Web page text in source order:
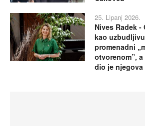
25. Lipanj 2026.
Nives Radek
kao
promenadni
otvorenom”,
dio je njegova